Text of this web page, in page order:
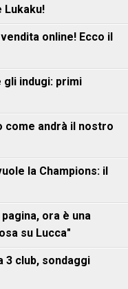
Lukaku!
online! Ecco il
gli indugi: primi
come andrà il nostro
la Champions: il
ora è una
su Lucca"
3 club, sondaggi